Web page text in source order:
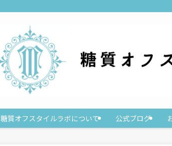
糖質オフスタイルラボについて 公式ブログ